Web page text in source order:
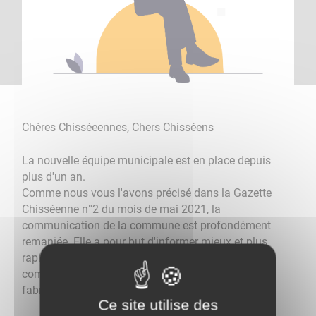
Chères Chisséeennes, Chers Chisséens
La nouvelle équipe municipale est en place depuis
plus d'un an.
Comme nous vous l'avons précisé dans la Gazette
Chisséenne n°2 du mois de mai 2021, la
communication de la commune est profondément
remaniée. Elle a pour but d'informer mieux et plus
rapidement, de diversifier les supports de
communication tout en réduisant les coûts de
fabrication.
Ce site utilise des